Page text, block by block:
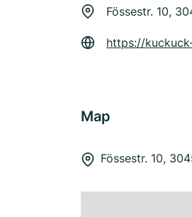
Fössestr. 10,
https://
Map
Fössestr. 10,